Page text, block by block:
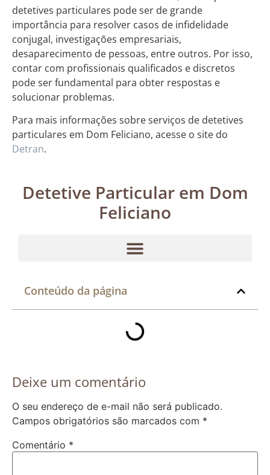
detetives particulares pode ser de grande
importância para resolver casos de infidelidade
conjugal, investigações empresariais,
desaparecimento de pessoas, entre outros. Por isso,
contar com profissionais qualificados e discretos
pode ser fundamental para obter respostas e
solucionar problemas.
Para mais informações sobre serviços de detetives
particulares em Dom Feliciano, acesse o site do
Detran.
Detetive Particular em Dom
Feliciano
Conteúdo da página
Deixe um comentário
O seu endereço de e-mail não será publicado.
Campos obrigatórios são marcados com *
Comentário *